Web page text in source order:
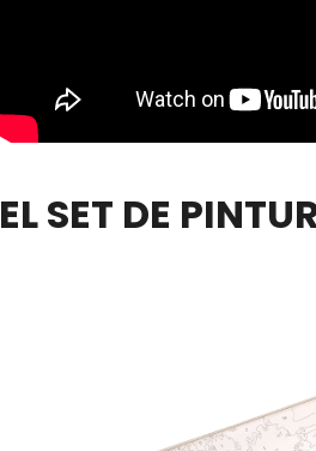
EL SET DE